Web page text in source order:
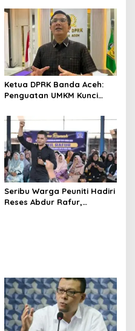
Ketua DPRK Banda Aceh:
Penguatan UMKM Kunci
Seribu Warga Peuniti Hadiri
Reses Abdur Rafur,